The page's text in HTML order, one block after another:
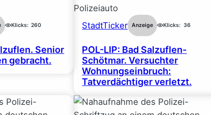
Klicks: 260
Senior
gebracht.
StadtTicker Anzeige Klicks: 36
POL-LIP: Bad Salzuflen-
Schötmar. Versuchter
Wohnungseinbruch:
Tatverdächtiger verletzt.